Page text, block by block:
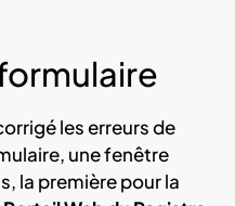
les erreurs de
une fenêtre
la première pour la